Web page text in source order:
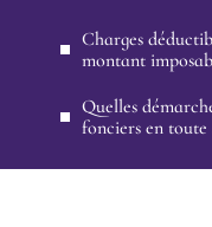
Charges
montant
Quelles
fonciers en toute